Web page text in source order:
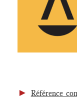
► Référence